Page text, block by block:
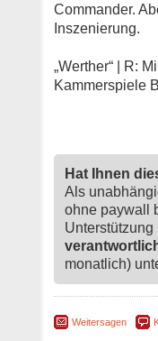
Commander.
Inszenierung.
„Werther“ | R:
Kammerspiele
Hat Ihnen
Als
ohne paywall
monatlich)
Weitersagen